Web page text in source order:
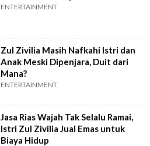
ENTERTAINMENT
Zul Zivilia Masih Nafkahi Istri dan
Anak Meski Dipenjara, Duit dari
Mana?
ENTERTAINMENT
Jasa Rias Wajah Tak Selalu Ramai,
Istri Zul Zivilia Jual Emas untuk
Biaya Hidup